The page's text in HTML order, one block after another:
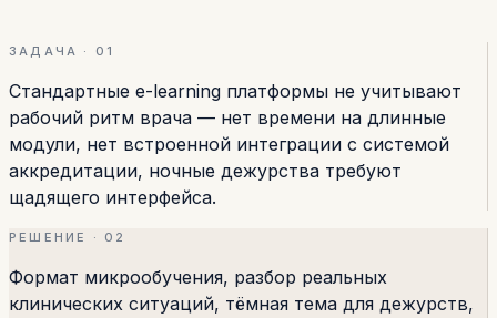
ЗАДАЧА · 01
Стандартные e-learning платформы не учитывают
рабочий ритм врача — нет времени на длинные
модули, нет встроенной интеграции с системой
аккредитации, ночные дежурства требуют
щадящего интерфейса.
РЕШЕНИЕ · 02
Формат микрообучения, разбор реальных
клинических ситуаций, тёмная тема для дежурств,